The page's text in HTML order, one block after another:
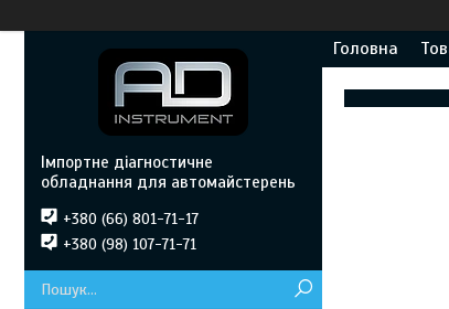
Головна
Імпортне діагностичне
обладнання для автомайстерень
+380 (66) 801-71-17
+380 (98) 107-71-71